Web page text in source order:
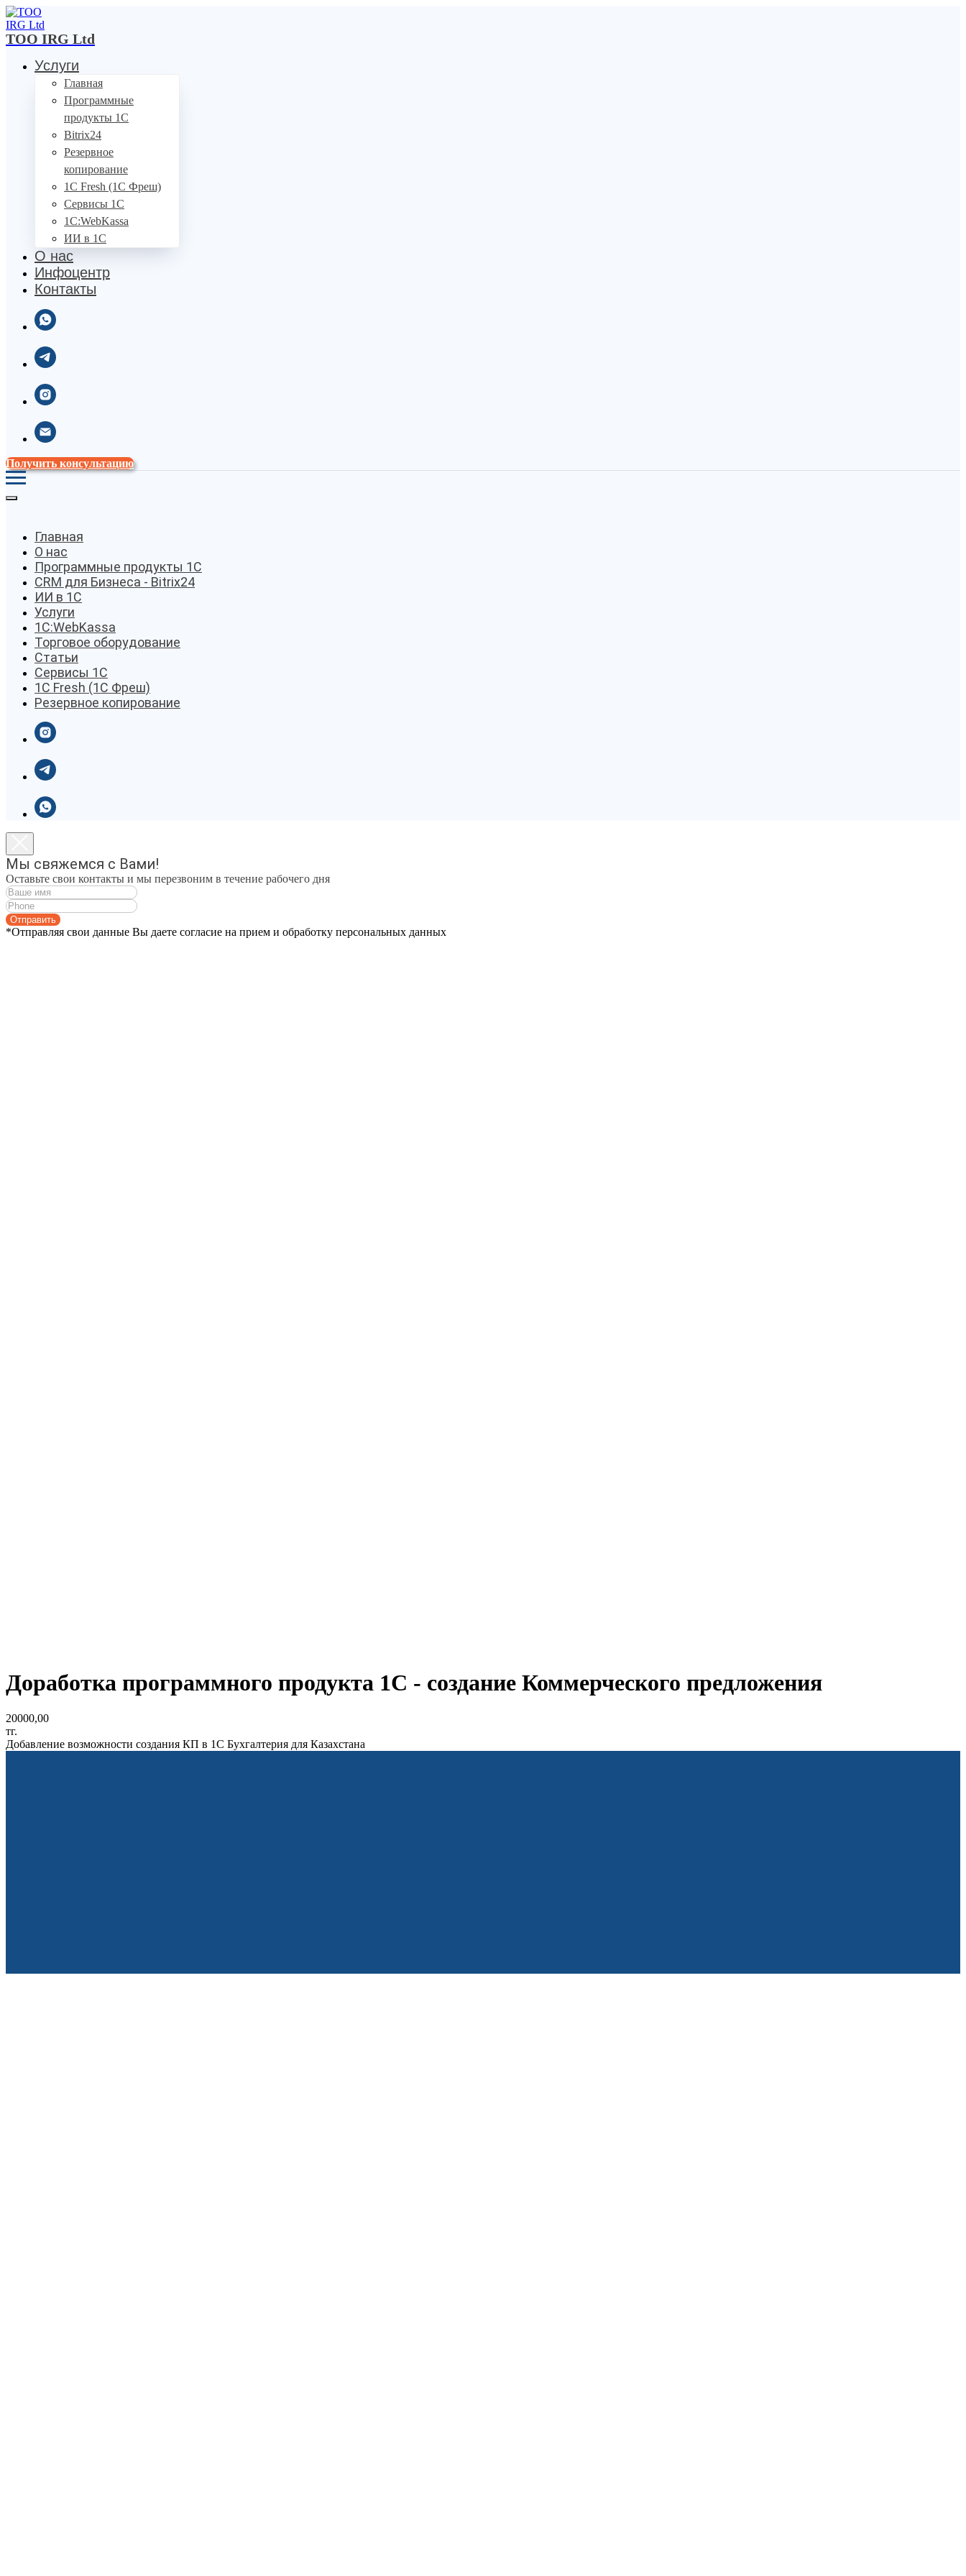
ТОО IRG Ltd
Услуги
Главная
Программные
продукты 1С
Bitrix24
Резервное
копирование
1C Fresh (1С Фреш)
Сервисы 1С
1С:WebKassa
ИИ в 1С
О нас
Инфоцентр
Контакты
Получить консультацию
Главная
О нас
Программные продукты 1С
CRM для Бизнеса - Bitrix24
ИИ в 1С
Услуги
1С:WebKassa
Торговое оборудование
Статьи
Сервисы 1С
1C Fresh (1С Фреш)
Резервное копирование
Мы свяжемся с Вами!
Оставьте свои контакты и мы перезвоним в течение рабочего дня
Отправить
*Отправляя свои данные Вы даете согласие на прием и обработку персональных данных
Доработка программного продукта 1С - создание Коммерческого предложения
20000,00
тг.
Добавление возможности создания КП в 1С Бухгалтерия для Казахстана